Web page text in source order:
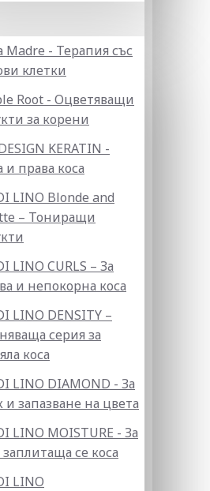
Madre - Терапия със
клетки
Root - Оцветяващи
за корени
KERATIN -
и права коса
LINO Blonde and
– Тониращи
LINO CURLS – За
и непокорна коса
LINO DENSITY –
серия за
коса
LINO DIAMOND - За
и запазване на цвета
LINO MOISTURE - За
заплитаща се коса
LINO